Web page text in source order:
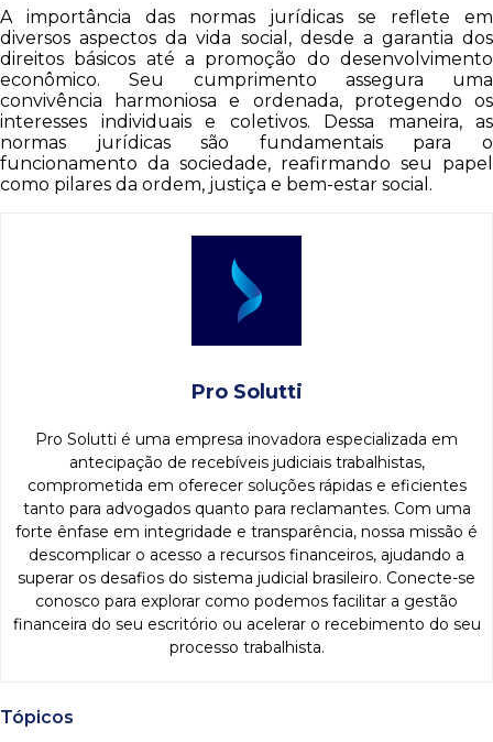
A importância das normas jurídicas se reflete em
diversos aspectos da vida social, desde a garantia dos
direitos básicos até a promoção do desenvolvimento
econômico. Seu cumprimento assegura uma
convivência harmoniosa e ordenada, protegendo os
interesses individuais e coletivos. Dessa maneira, as
normas jurídicas são fundamentais para o
funcionamento da sociedade, reafirmando seu papel
como pilares da ordem, justiça e bem-estar social.
Pro Solutti
Pro Solutti é uma empresa inovadora especializada em
antecipação de recebíveis judiciais trabalhistas,
comprometida em oferecer soluções rápidas e eficientes
tanto para advogados quanto para reclamantes. Com uma
forte ênfase em integridade e transparência, nossa missão é
descomplicar o acesso a recursos financeiros, ajudando a
superar os desafios do sistema judicial brasileiro. Conecte-se
conosco para explorar como podemos facilitar a gestão
financeira do seu escritório ou acelerar o recebimento do seu
processo trabalhista.
Tópicos